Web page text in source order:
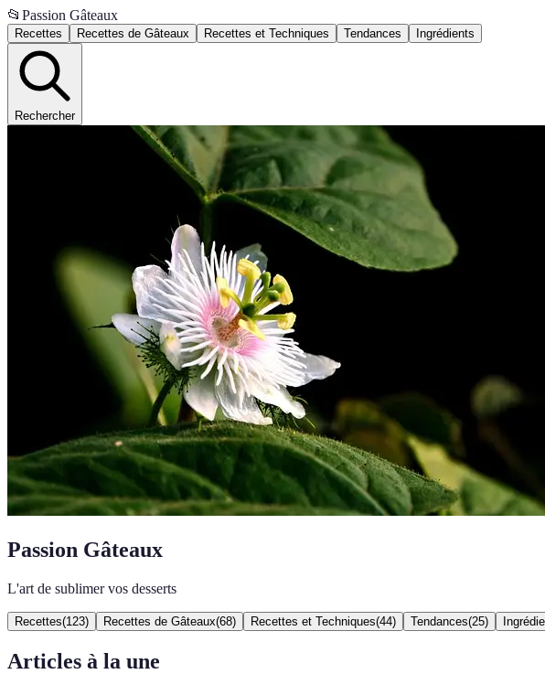
📂 Passion Gâteaux
Recettes Recettes de Gâteaux Recettes et Techniques Tendances Ingrédients
Rechercher
Passion Gâteaux
L'art de sublimer vos desserts
Recettes(123) Recettes de Gâteaux(68) Recettes et Techniques(44) Tendances(25)
Articles à la une